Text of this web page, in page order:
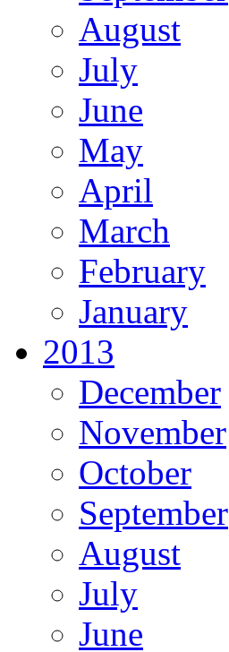
August
July
June
May
April
March
February
January
2013
December
November
October
September
August
July
June